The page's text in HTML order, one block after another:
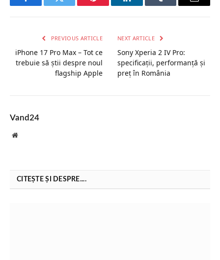
FacebookTwitter Pinterest LinkedInTumblr Email
PREVIOUS ARTICLE
iPhone 17 Pro Max – Tot ce
trebuie să știi despre noul
flagship Apple
NEXT ARTICLE
Sony Xperia 2 IV Pro:
specificații, performanță și
preț în România
Vand24
Website
CITEȘTE ȘI DESPRE....